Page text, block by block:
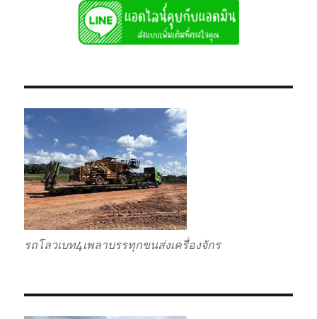
รถโลวเบท4เพลาบรรทุกขนส่งเครื่องจักร